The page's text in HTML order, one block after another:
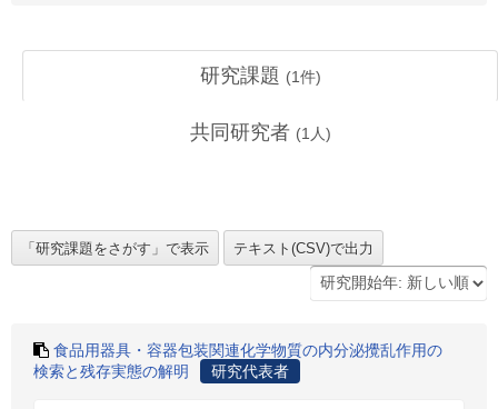
研究課題 (1件)
共同研究者 (1 人)
食品用器具・容器包装関連化学物質の内分泌攪乱作用の
検索と残存実態の解明
研究代表者